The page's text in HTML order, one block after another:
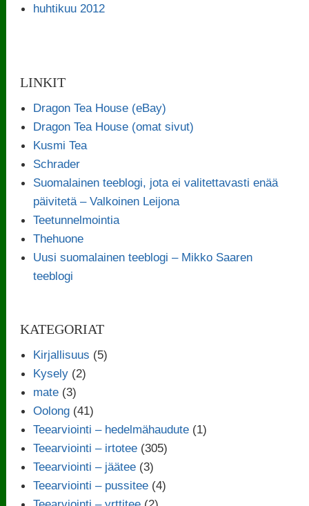
huhtikuu 2012
LINKIT
Dragon Tea House (eBay)
Dragon Tea House (omat sivut)
Kusmi Tea
Schrader
Suomalainen teeblogi, jota ei valitettavasti enää
päivitetä – Valkoinen Leijona
Teetunnelmointia
Thehuone
Uusi suomalainen teeblogi – Mikko Saaren
teeblogi
KATEGORIAT
Kirjallisuus (5)
Kysely (2)
mate (3)
Oolong (41)
Teearviointi – hedelmähaudute (1)
Teearviointi – irtotee (305)
Teearviointi – jäätee (3)
Teearviointi – pussitee (4)